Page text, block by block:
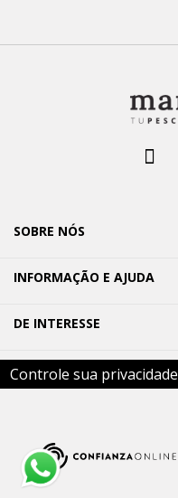
SOBRE NÓS
INFORMAÇÃO E AJUDA
DE INTERESSE
Controle sua privacidade